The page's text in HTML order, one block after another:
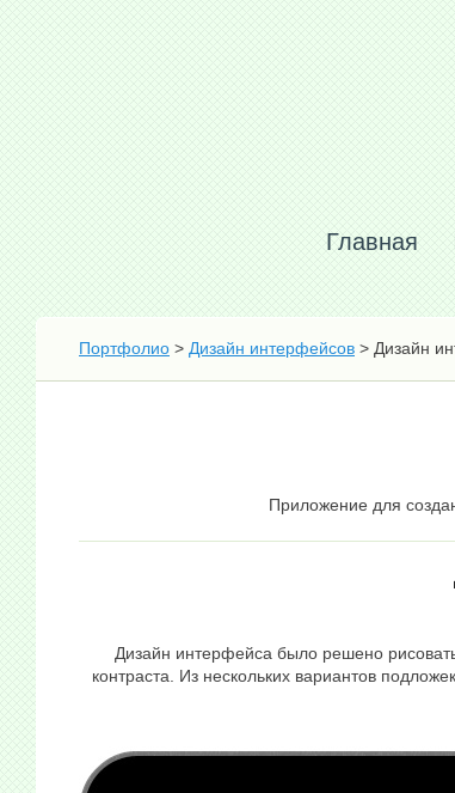
Главная
Портфолио > Дизайн интерфейсов > Дизайн
Приложение для
Дизайн интерфейса было решено
контраста. Из нескольких вариантов